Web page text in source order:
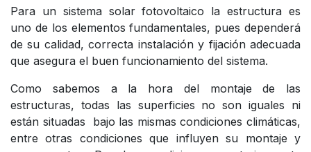
Para un sistema solar fotovoltaico la estructura es
uno de los elementos fundamentales, pues dependerá
de su calidad, correcta instalación y fijación adecuada
que asegura el buen funcionamiento del sistema.
Como sabemos a la hora del montaje de las
estructuras, todas las superficies no son iguales ni
están situadas bajo las mismas condiciones climáticas,
entre otras condiciones que influyen su montaje y